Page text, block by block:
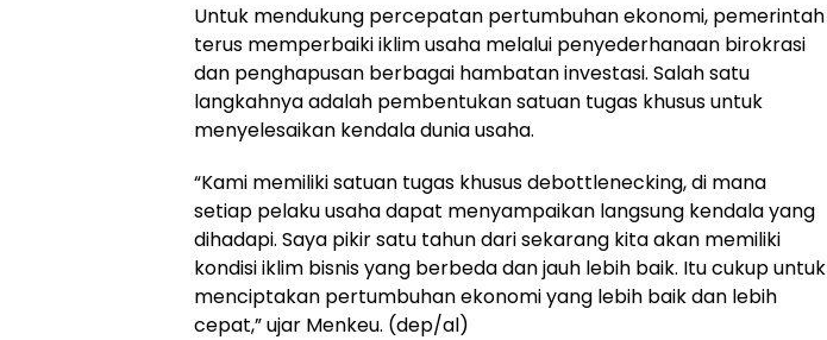
Untuk mendukung percepatan pertumbuhan ekonomi, pemerintah
terus memperbaiki iklim usaha melalui penyederhanaan birokrasi
dan penghapusan berbagai hambatan investasi. Salah satu
langkahnya adalah pembentukan satuan tugas khusus untuk
menyelesaikan kendala dunia usaha.
“Kami memiliki satuan tugas khusus debottlenecking, di mana
setiap pelaku usaha dapat menyampaikan langsung kendala yang
dihadapi. Saya pikir satu tahun dari sekarang kita akan memiliki
kondisi iklim bisnis yang berbeda dan jauh lebih baik. Itu cukup untuk
menciptakan pertumbuhan ekonomi yang lebih baik dan lebih
cepat,” ujar Menkeu. (dep/al)